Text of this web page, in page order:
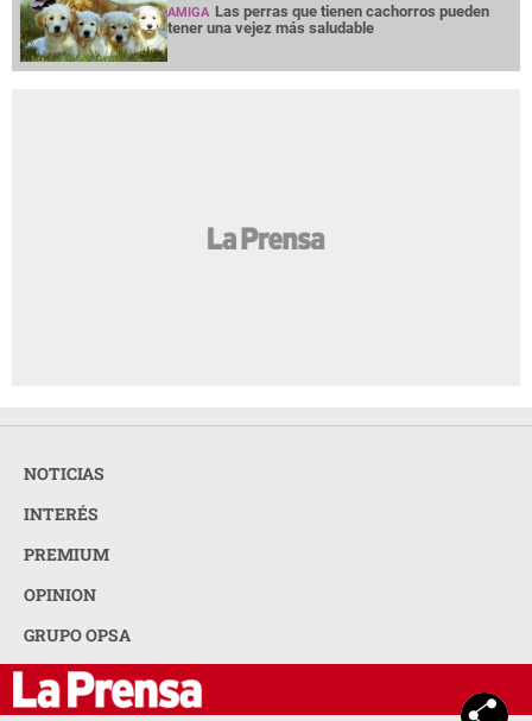
AMIGA Las perras que tienen cachorros pueden
tener una vejez más saludable
NOTICIAS
INTERÉS
PREMIUM
OPINION
GRUPO OPSA